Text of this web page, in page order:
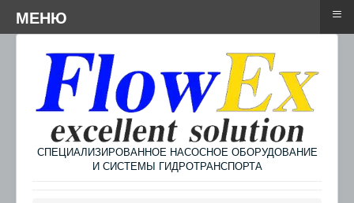
СПЕЦИАЛИЗИРОВАННОЕ НАСОСНОЕ ОБОРУДОВАНИЕ
И СИСТЕМЫ ГИДРОТРАНСПОРТА
Menu ≡
МЕНЮ ≡